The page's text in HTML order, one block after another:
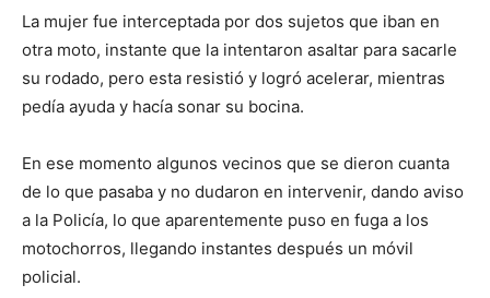
La mujer fue interceptada por dos sujetos que iban en
otra moto, instante que la intentaron asaltar para sacarle
su rodado, pero esta resistió y logró acelerar, mientras
pedía ayuda y hacía sonar su bocina.
En ese momento algunos vecinos que se dieron cuanta
de lo que pasaba y no dudaron en intervenir, dando aviso
a la Policía, lo que aparentemente puso en fuga a los
motochorros, llegando instantes después un móvil
policial.